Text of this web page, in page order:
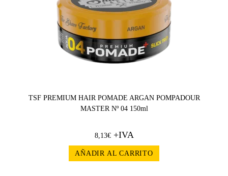
TSF PREMIUM HAIR POMADE ARGAN POMPADOUR
MASTER Nº 04 150ml
8,13€+IVA
AÑADIR AL CARRITO